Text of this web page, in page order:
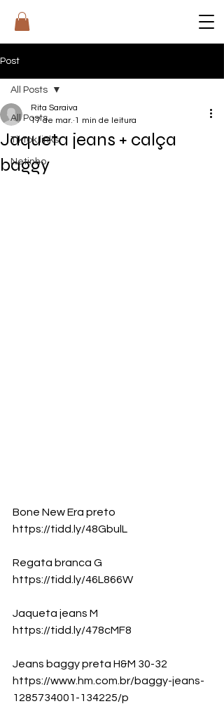
RIT
Post
All Posts
Tiktok links
Netinho
All Posts
Jaqueta jeans + calça
baggy
Rita Saraiva
17 de mar. 1 min de leitura
Bone New Era preto
https://tidd.ly/48GbulL
Regata branca G
https://tidd.ly/46L866W
Jaqueta jeans M
https://tidd.ly/478cMF8
Jeans baggy preta H&M 30-32
https://www.hm.com.br/baggy-jeans-
1285734001-134225/p